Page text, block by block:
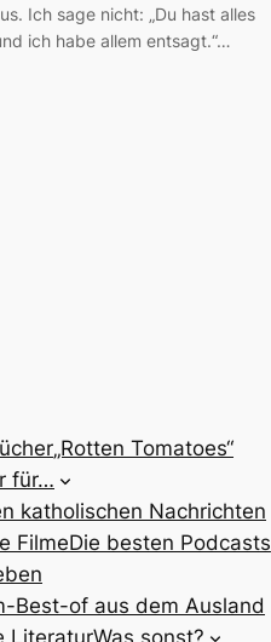
Ich sage nicht: „Du hast alles
ich habe allem entsagt.“…
„Rotten Tomatoes“
für…
katholischen Nachrichten
FilmeDie besten Podcasts
Best-of aus dem Ausland